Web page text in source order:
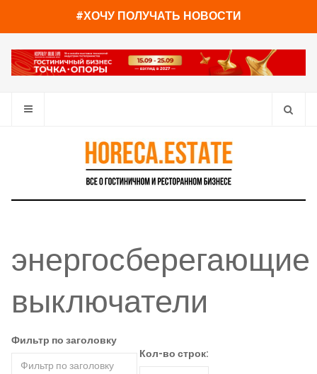
#ХОЧУ ПОЛУЧАТЬ НОВОСТИ
энергосберегающие
выключатели
Фильтр по заголовку
Кол-во строк: